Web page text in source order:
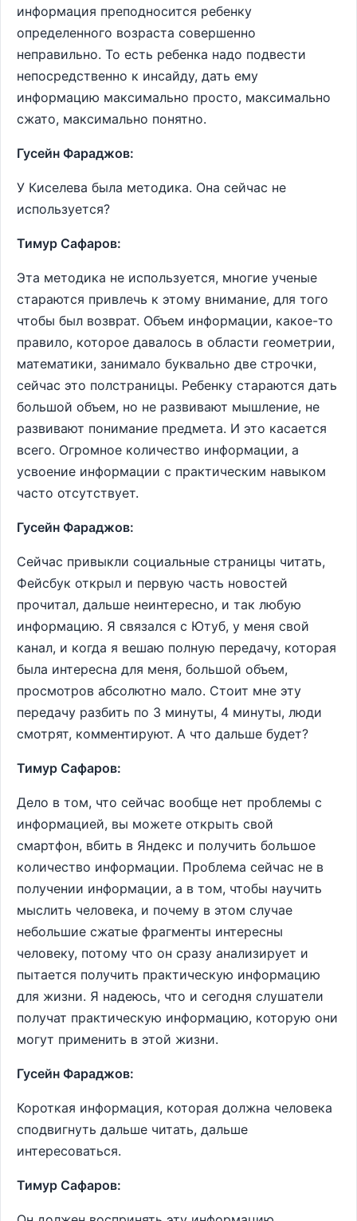
информация преподносится ребенку
определенного возраста совершенно
неправильно. То есть ребенка надо подвести
непосредственно к инсайду, дать ему
информацию максимально просто, максимально
сжато, максимально понятно.
Гусейн Фараджов:
У Киселева была методика. Она сейчас не
используется?
Тимур Сафаров:
Эта методика не используется, многие ученые
стараются привлечь к этому внимание, для того
чтобы был возврат. Объем информации, какое-то
правило, которое давалось в области геометрии,
математики, занимало буквально две строчки,
сейчас это полстраницы. Ребенку стараются дать
большой объем, но не развивают мышление, не
развивают понимание предмета. И это касается
всего. Огромное количество информации, а
усвоение информации с практическим навыком
часто отсутствует.
Гусейн Фараджов:
Сейчас привыкли социальные страницы читать,
Фейсбук открыл и первую часть новостей
прочитал, дальше неинтересно, и так любую
информацию. Я связался с Ютуб, у меня свой
канал, и когда я вешаю полную передачу, которая
была интересна для меня, большой объем,
просмотров абсолютно мало. Стоит мне эту
передачу разбить по 3 минуты, 4 минуты, люди
смотрят, комментируют. А что дальше будет?
Тимур Сафаров:
Дело в том, что сейчас вообще нет проблемы с
информацией, вы можете открыть свой
смартфон, вбить в Яндекс и получить большое
количество информации. Проблема сейчас не в
получении информации, а в том, чтобы научить
мыслить человека, и почему в этом случае
небольшие сжатые фрагменты интересны
человеку, потому что он сразу анализирует и
пытается получить практическую информацию
для жизни. Я надеюсь, что и сегодня слушатели
получат практическую информацию, которую они
могут применить в этой жизни.
Гусейн Фараджов:
Короткая информация, которая должна человека
сподвигнуть дальше читать, дальше
интересоваться.
Тимур Сафаров: